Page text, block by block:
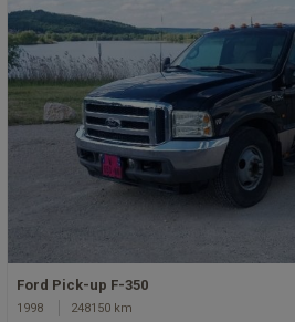
Ford Pick-up F-350
1998 248150 km